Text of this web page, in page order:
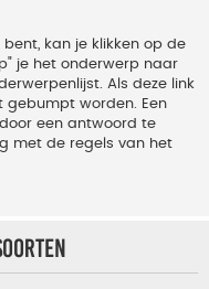
kan je klikken op de
je het onderwerp naar
Als deze link
gebumpt worden. Een
een antwoord te
met de regels van het